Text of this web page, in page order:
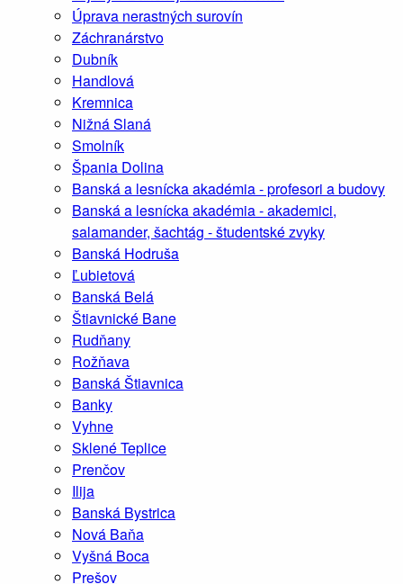
Úprava nerastných surovín
Záchranárstvo
Dubník
Handlová
Kremnica
Nižná Slaná
Smolník
Špania Dolina
Banská a lesnícka akadémia - profesori a budovy
Banská a lesnícka akadémia - akademici,
salamander, šachtág - študentské zvyky
Banská Hodruša
Ľubietová
Banská Belá
Štiavnické Bane
Rudňany
Rožňava
Banská Štiavnica
Banky
Vyhne
Sklené Teplice
Prenčov
Ilija
Banská Bystrica
Nová Baňa
Vyšná Boca
Prešov